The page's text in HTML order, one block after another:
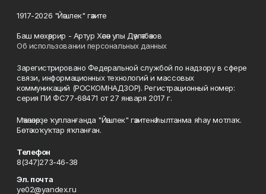
1917-2026 "Йәшлек" гәзите
Баш мөхәррир - Артур Хәсән улы Дәүләтбәков
Об использовании персональных данных
Зарегистрировано Федеральной службой по надзору в сфере
связи, информационных технологий и массовых
коммуникаций (РОСКОМНАДЗОР). Регистрационный номер:
серия ПИ ФС77-68471 от 27 января 2017 г.
Мәҡәләләрҙе ҡулланғанда "Йәшлек" гәзитенә һылтанма яһау мотлаҡ.
Бөтә хоҡуҡтар яҡланған.
Телефон
8(347)273-46-38
Эл. почта
ye02@yandex.ru